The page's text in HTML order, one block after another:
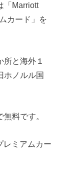
「Marriott
カード」を
と海外１
ホノルル国
料です。
レミアムカー